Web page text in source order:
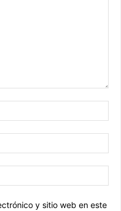
y sitio web en este